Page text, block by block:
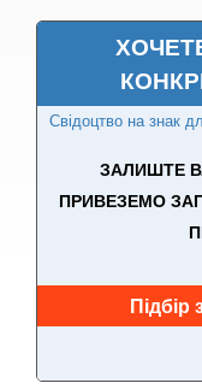
Adam
Agila A (H00)
Antara (L07)
Astra H (L48,
Astra J (GTC,
Свідоцтво на знак
ЗАЛИШТЕ
ПРИВЕЗЕМО
Підбір